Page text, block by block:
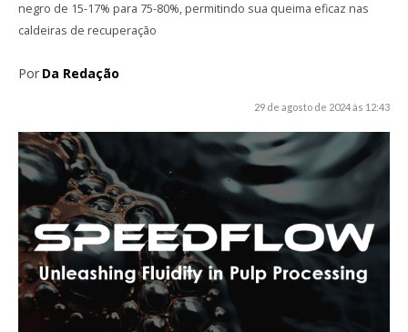
negro de 15-17% para 75-80%, permitindo sua queima eficaz nas
caldeiras de recuperação
Por Da Redação
29 de agosto de 2024 às 12:43